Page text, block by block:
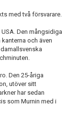
med två försvarare.
Den mångsidiga
och även
Den 25-åriga
utöver sitt
har sedan
som Murnin med i